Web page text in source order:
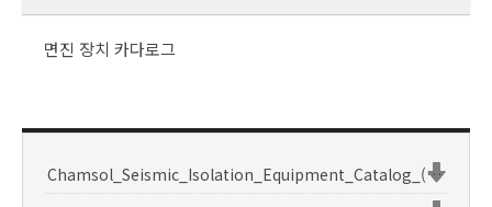
면진 장치 카다로그
Chamsol_Seismic_Isolation_Equipment_Catalog_(3).pdf